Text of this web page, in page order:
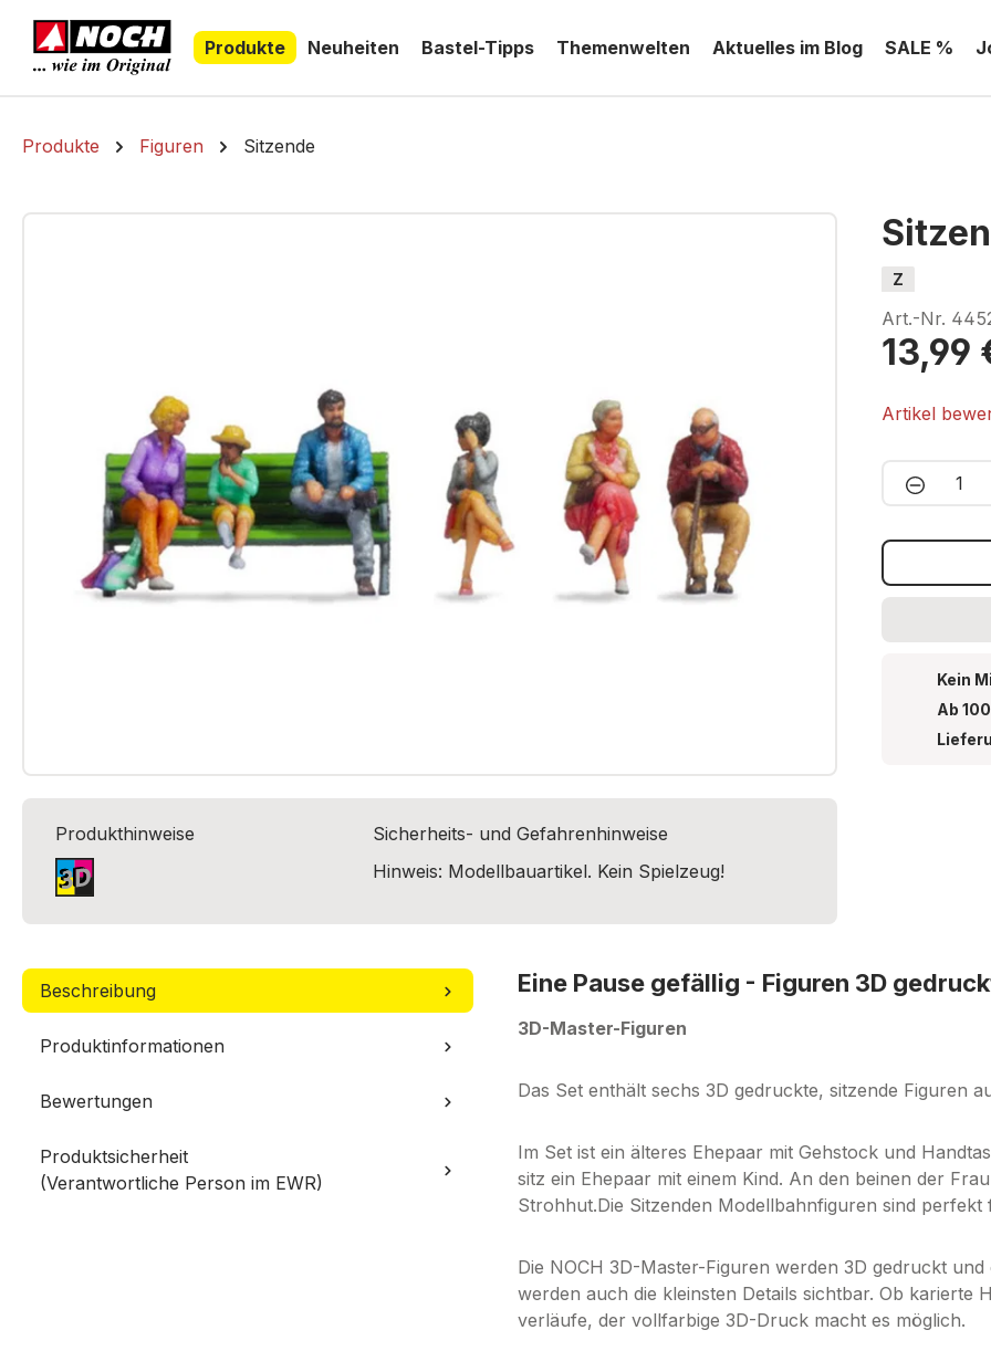
Zur Hauptnavigation springen
Produkte
Neuheiten Bastel-Tipps Themenwelten Aktuelles im Blog SALE %
Produkte Figuren Sitzende
Bildergalerie überspringen
Z
Art.-Nr.
13,99
Artikel
Kein
Ab
Produkthinweise
Sicherheits- und Gefahrenhinweise
Hinweis: Modellbauartikel. Kein Spielzeug!
Beschreibung
Produktinformationen
Bewertungen
Produktsicherheit
(Verantwortliche Person im EWR)
Eine Pause gefällig - Figuren 3D
3D-Master-Figuren
Das Set enthält sechs 3D gedruckte, sitzende Figuren
Im Set ist ein älteres Ehepaar mit Gehstock und
sitz ein Ehepaar mit einem Kind. An den beinen der
Strohhut.Die Sitzenden Modellbahnfiguren sind
Die NOCH 3D-Master-Figuren werden 3D gedruckt
werden auch die kleinsten Details sichtbar. Ob
verläufe, der vollfarbige 3D-Druck macht es möglich.